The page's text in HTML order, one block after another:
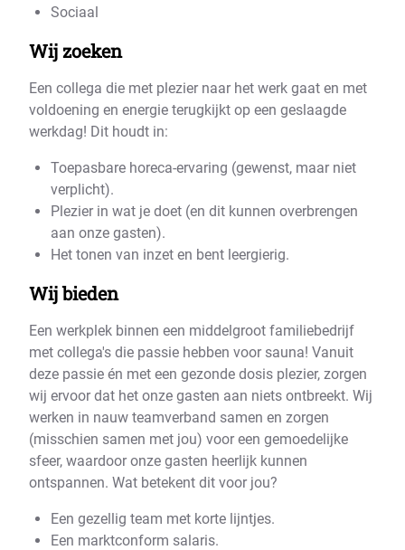
Sociaal
Wij zoeken
Een collega die met plezier naar het werk gaat en met
voldoening en energie terugkijkt op een geslaagde
werkdag! Dit houdt in:
Toepasbare horeca-ervaring (gewenst, maar niet
verplicht).
Plezier in wat je doet (en dit kunnen overbrengen
aan onze gasten).
Het tonen van inzet en bent leergierig.
Wij bieden
Een werkplek binnen een middelgroot familiebedrijf
met collega's die passie hebben voor sauna! Vanuit
deze passie én met een gezonde dosis plezier, zorgen
wij ervoor dat het onze gasten aan niets ontbreekt. Wij
werken in nauw teamverband samen en zorgen
(misschien samen met jou) voor een gemoedelijke
sfeer, waardoor onze gasten heerlijk kunnen
ontspannen. Wat betekent dit voor jou?
Een gezellig team met korte lijntjes.
Een marktconform salaris.